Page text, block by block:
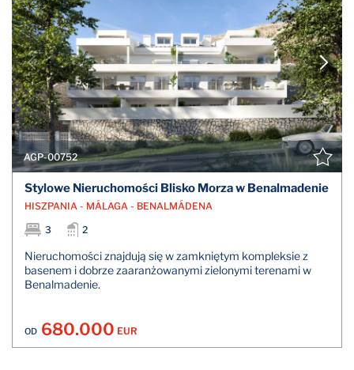
AGP-00752
Stylowe Nieruchomości Blisko Morza w Benalmadenie
HISZPANIA - MÁLAGA - BENALMÁDENA
3
2
Nieruchomości znajdują się w zamkniętym kompleksie z
basenem i dobrze zaaranżowanymi zielonymi terenami w
Benalmadenie.
OD 680.000 EUR